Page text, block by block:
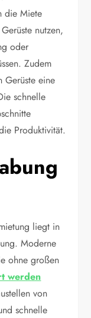
die Miete
nutzen,
oder
Zudem
eine
schnelle
Produktivität.
liegt in
Moderne
ohne großen
werden
von
schnelle